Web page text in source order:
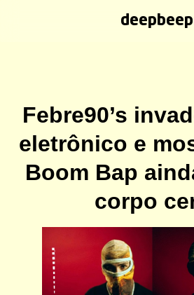
deepbeep
Febre90’s
eletrônico e
Boom Bap
corpo